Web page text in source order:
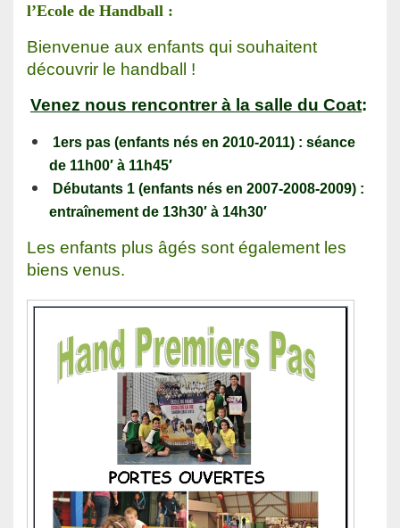
l’Ecole de Handball :
Bienvenue aux enfants qui souhaitent
découvrir le handball !
Venez nous rencontrer à la salle du Coat:
1ers pas (enfants nés en 2010-2011) : séance
de 11h00′ à 11h45′
Débutants 1 (enfants nés en 2007-2008-2009) :
entraînement de 13h30′ à 14h30′
Les enfants plus âgés sont également les
biens venus.